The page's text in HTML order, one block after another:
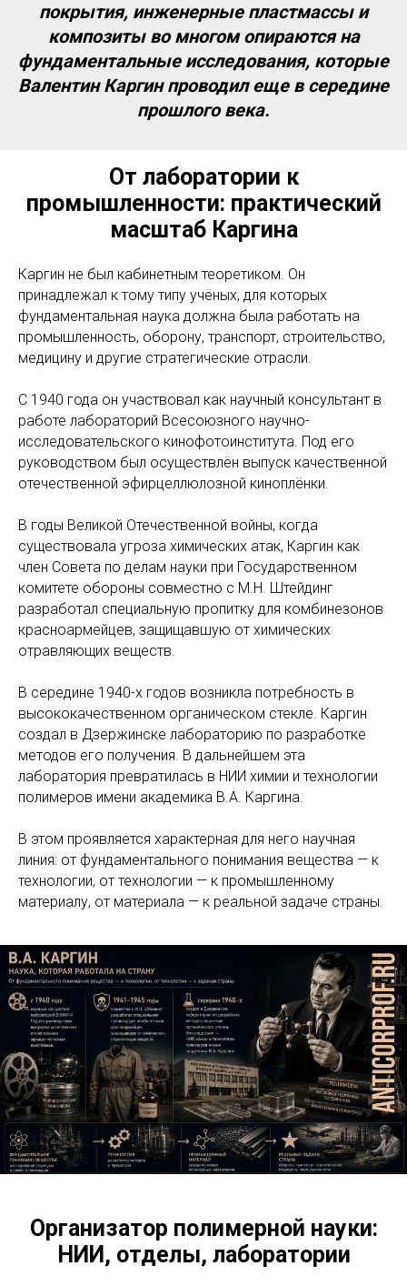
покрытия, инженерные пластмассы и
композиты во многом опираются на
фундаментальные исследования, которые
Валентин Каргин проводил еще в середине
прошлого века.
От лаборатории к
промышленности: практический
масштаб Каргина
Каргин не был кабинетным теоретиком. Он
принадлежал к тому типу учёных, для которых
фундаментальная наука должна была работать на
промышленность, оборону, транспорт, строительство,
медицину и другие стратегические отрасли.
С 1940 года он участвовал как научный консультант в
работе лабораторий Всесоюзного научно-
исследовательского кинофотоинститута. Под его
руководством был осуществлён выпуск качественной
отечественной эфирцеллюлозной киноплёнки.
В годы Великой Отечественной войны, когда
существовала угроза химических атак, Каргин как
член Совета по делам науки при Государственном
комитете обороны совместно с М.Н. Штейдинг
разработал специальную пропитку для комбинезонов
красноармейцев, защищавшую от химических
отравляющих веществ.
В середине 1940-х годов возникла потребность в
высококачественном органическом стекле. Каргин
создал в Дзержинске лабораторию по разработке
методов его получения. В дальнейшем эта
лаборатория превратилась в НИИ химии и технологии
полимеров имени академика В.А. Каргина.
В этом проявляется характерная для него научная
линия: от фундаментального понимания вещества — к
технологии, от технологии — к промышленному
материалу, от материала — к реальной задаче страны.
Организатор полимерной науки:
НИИ, отделы, лаборатории